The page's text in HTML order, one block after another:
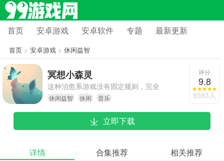
首页 安卓游戏 安卓软件 专题 最新更新
首页> 安卓游戏> 休闲益智
冥想小森灵
这种治愈系游戏没有固定规则，完全
可以按照自己觉得舒服的节奏去玩，
既没有时间约束，进度快慢也都无所
谓。玩家还能在游戏里发现自己钟爱
试试这款游戏，给自己来一场自愈之
休闲益智 休闲 音乐
评分
9.8
8583人
立即下载
详情 合集推荐
相关推荐